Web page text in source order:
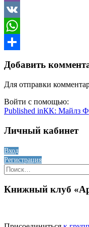
Viber
VK
WhatsApp
Добавить
Для отправки
Войти с помощью:
Навигация
по
Published inКК: Майлз
Личный кабинет
Вход
Регистрация
Найти:
Книжный клуб